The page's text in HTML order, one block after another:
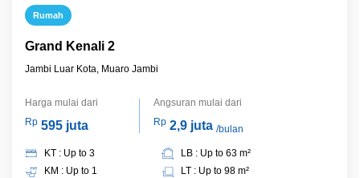
Rumah
Grand Kenali 2
Jambi Luar Kota, Muaro Jambi
Harga mulai dari
Rp 595 juta
Angsuran mulai dari
Rp 2,9 juta /bulan
KT : Up to 3
KM : Up to 1
LB : Up to 63 m²
LT : Up to 98 m²